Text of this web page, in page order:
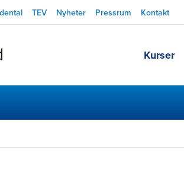
TEV Nyheter Pressrum Kontakt
Kurser